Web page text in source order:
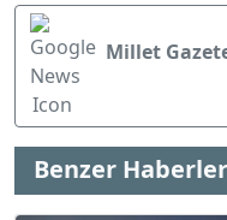
Millet
Benzer Haberler